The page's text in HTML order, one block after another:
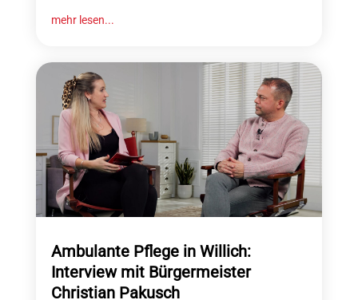
mehr lesen...
Ambulante Pflege in Willich:
Interview mit Bürgermeister
Christian Pakusch